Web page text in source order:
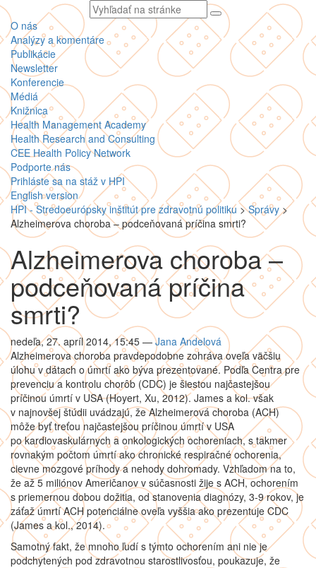
Vyhľadávaný
text
O nás
Analýzy a komentáre
Publikácie
Newsletter
Konferencie
Médiá
Knižnica
Health Management Academy
Health Research and Consulting
CEE Health Policy Network
Podporte nás
Prihláste sa na stáž v HPI
English version
HPI - Stredoeurópsky inštitút pre zdravotnú politiku >Správy>
Alzheimerova choroba – podceňovaná príčina smrti?
Alzheimerova choroba –
podceňovaná príčina
smrti?
nedeľa, 27. apríl 2014, 15:45 — Jana Andelová
Alzheimerova choroba pravdepodobne zohráva oveľa väčšiu
úlohu v dátach o úmrtí ako býva prezentované. Podľa Centra pre
prevenciu a kontrolu chorôb (CDC) je šiestou najčastejšou
príčinou úmrtí v USA (Hoyert, Xu, 2012). James a kol. však
v najnovšej štúdii uvádzajú, že Alzheimerová choroba (ACH)
môže byť treťou najčastejšou príčinou úmrtí v USA
po kardiovaskulárnych a onkologických ochoreniach, s takmer
rovnakým počtom úmrtí ako chronické respiračné ochorenia,
cievne mozgové príhody a nehody dohromady. Vzhľadom na to,
že až 5 miliónov Američanov v súčasnosti žije s ACH, ochorením
s priemernou dobou dožitia, od stanovenia diagnózy, 3-9 rokov, je
záťaž úmrtí ACH potenciálne oveľa vyššia ako prezentuje CDC
(James a kol., 2014).
Samotný fakt, že mnoho ľudí s týmto ochorením ani nie je
podchytených pod zdravotnou starostlivosťou, poukazuje, že